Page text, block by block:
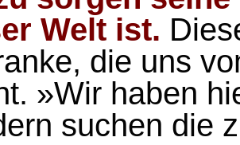
Welt ist.
die uns
»Wir haben
suchen die